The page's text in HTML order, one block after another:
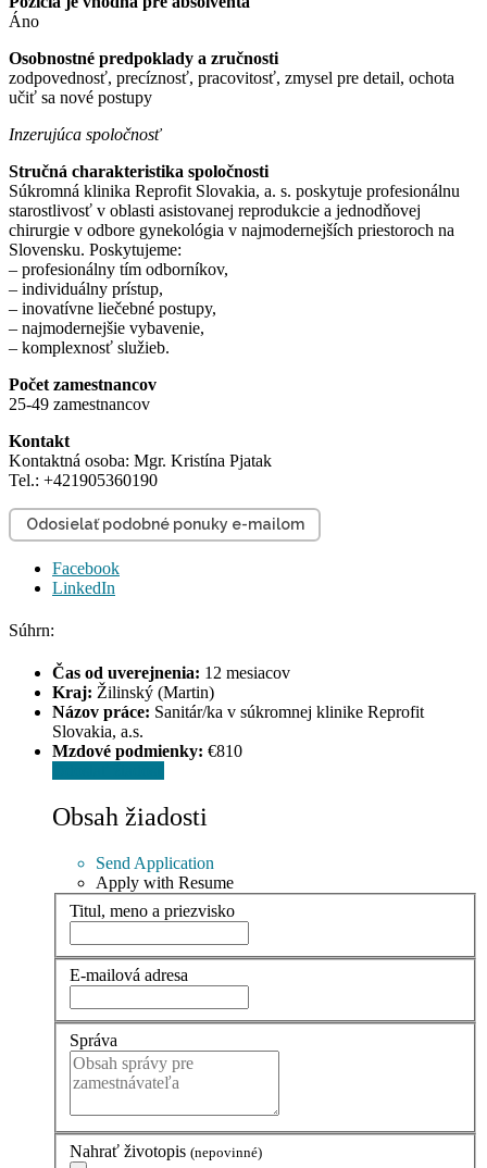
Áno
Osobnostné predpoklady a zručnosti
zodpovednosť, precíznosť, pracovitosť, zmysel pre detail, ochota
učiť sa nové postupy
Inzerujúca spoločnosť
Stručná charakteristika spoločnosti
Súkromná klinika Reprofit Slovakia, a. s. poskytuje profesionálnu
starostlivosť v oblasti asistovanej reprodukcie a jednodňovej
chirurgie v odbore gynekológia v najmodernejších priestoroch na
Slovensku. Poskytujeme:
– profesionálny tím odborníkov,
– individuálny prístup,
– inovatívne liečebné postupy,
– najmodernejšie vybavenie,
– komplexnosť služieb.
Počet zamestnancov
25-49 zamestnancov
Kontakt
Kontaktná osoba: Mgr. Kristína Pjatak
Tel.: +421905360190
Odosielať podobné ponuky e-mailom
Facebook
LinkedIn
Súhrn:
Čas od uverejnenia: 12 mesiacov
Kraj: Žilinský (Martin)
Názov práce: Sanitár/ka v súkromnej klinike Reprofit
Slovakia, a.s.
Mzdové podmienky: €810
Obsah žiadosti
Send Application
Apply with Resume
Titul, meno a priezvisko
E-mailová adresa
Správa
Nahrať životopis (nepovinné)